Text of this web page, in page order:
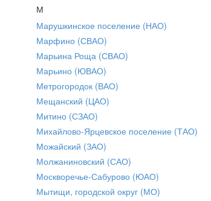
М
Марушкинское поселение (НАО)
Марфино (СВАО)
Марьина Роща (СВАО)
Марьино (ЮВАО)
Метрогородок (ВАО)
Мещанский (ЦАО)
Митино (СЗАО)
Михайлово-Ярцевское поселение (ТАО)
Можайский (ЗАО)
Молжаниновский (САО)
Москворечье-Сабурово (ЮАО)
Мытищи, городской округ (МО)